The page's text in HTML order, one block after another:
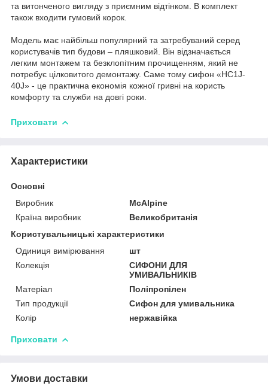
та витонченого вигляду з приємним відтінком. В комплект
також входити гумовий корок.
Модель має найбільш популярний та затребуваний серед
користувачів тип будови – пляшковий. Він відзначається
легким монтажем та безклопітним прочищенням, який не
потребує цілковитого демонтажу. Саме тому сифон «HC1J-
40J» - це практична економія кожної гривні на користь
комфорту та служби на довгі роки.
Приховати
Характеристики
Основні
Виробник
McAlpine
Країна виробник
Великобританія
Користувальницькі характеристики
Одиниця вимірювання
шт
Колекція
СИФОНИ ДЛЯ
УМИВАЛЬНИКІВ
Матеріал
Поліпропілен
Тип продукції
Сифон для умивальника
Колір
нержавійка
Приховати
Умови доставки